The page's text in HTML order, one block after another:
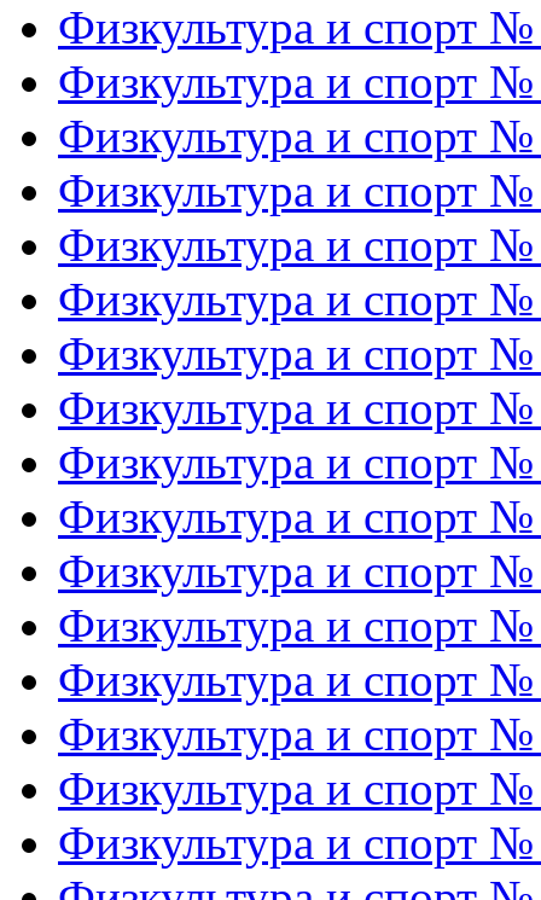
Физкультура и спорт
Физкультура и спорт
Физкультура и спорт
Физкультура и спорт
Физкультура и спорт
Физкультура и спорт
Физкультура и спорт
Физкультура и спорт
Физкультура и спорт
Физкультура и спорт
Физкультура и спорт
Физкультура и спорт
Физкультура и спорт
Физкультура и спорт
Физкультура и спорт
Физкультура и спорт